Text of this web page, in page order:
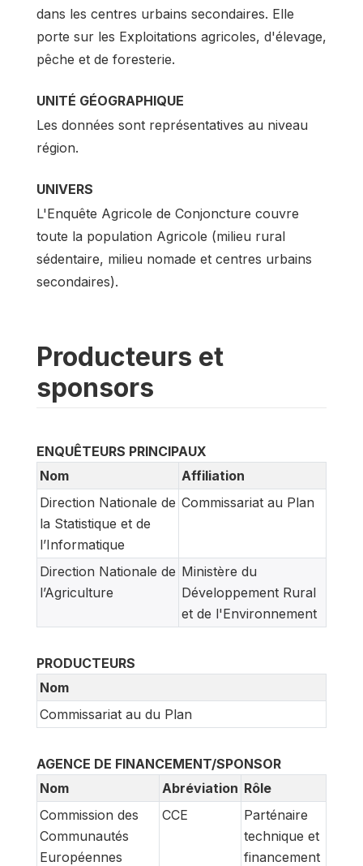
dans les centres urbains secondaires. Elle
porte sur les Exploitations agricoles, d'élevage,
pêche et de foresterie.
UNITÉ GÉOGRAPHIQUE
Les données sont représentatives au niveau
région.
UNIVERS
L'Enquête Agricole de Conjoncture couvre
toute la population Agricole (milieu rural
sédentaire, milieu nomade et centres urbains
secondaires).
Producteurs et
sponsors
ENQUÊTEURS PRINCIPAUX
Nom
Affiliation
Direction Nationale de
la Statistique et de
l’Informatique
Commissariat au Plan
Direction Nationale de
l’Agriculture
Ministère du
Développement Rural
et de l'Environnement
PRODUCTEURS
Nom
Commissariat au du Plan
AGENCE DE FINANCEMENT/SPONSOR
Nom
Abréviation Rôle
Commission des
Communautés
Européennes
CCE
Parténaire
technique et
financement